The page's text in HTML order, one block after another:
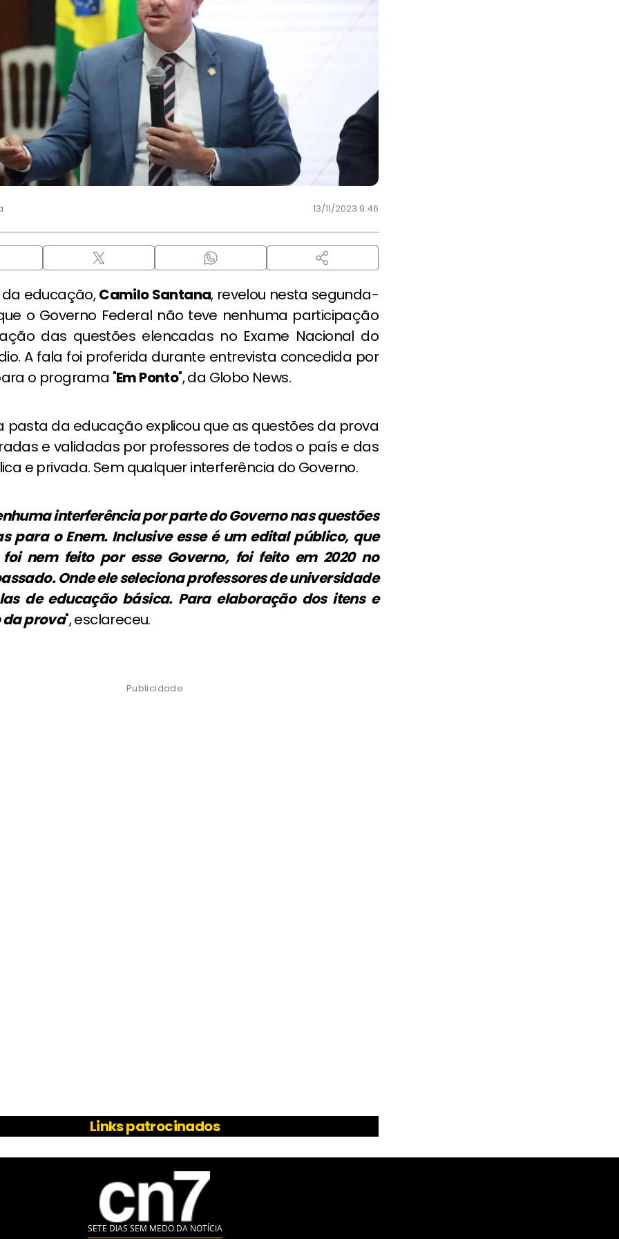
13/11/2023 9:46
educação,Camilo Santana, revelou nesta segunda-
o Governo Federal não teve nenhuma participação
das questões elencadas no Exame Nacional do
A fala foi proferida durante entrevista concedida por
o programa "Em Ponto", da Globo News.
pasta da educação explicou que as questões da prova
e validadas por professores de todos o país e das
e privada. Sem qualquer interferência do Governo.
interferência por parte do Governo nas questões
para o Enem. Inclusive esse é um edital público, que
nem feito por esse Governo, foi feito em 2020 no
Onde ele seleciona professores de universidade
de educação básica. Para elaboração dos itens e
prova", esclareceu.
Publicidade
Links patrocinados
SETE DIAS SEM MEDO DA NOTÍCIA